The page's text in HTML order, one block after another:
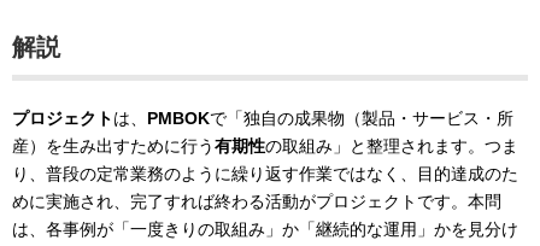
解説
プロジェクトは、 PMBOKで「独自の成果物（製品・サービス・所
産）を生み出すために行う有期性の取組み」と整理されます。つま
り、普段の定常業務のように繰り返す作業ではなく、目的達成のた
めに実施され、完了すれば終わる活動がプロジェクトです。本問
は、各事例が「一度きりの取組み」か「継続的な運用」かを見分け